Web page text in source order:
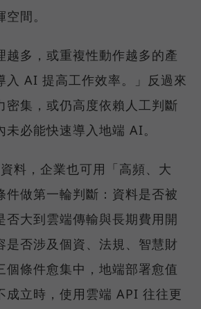
間。
越多，或重複性動作越多的產
入 AI 提高工作效率。」反過來
密集，或仍高度依賴人工判斷
必能快速導入地端 AI。
料，企業也可用「高頻、大
件做第一輪判斷：資料是否被
否大到雲端傳輸與長期費用開
是否涉及個資、法規、智慧財
個條件愈集中，地端部署愈值
成立時，使用雲端 API 往往更